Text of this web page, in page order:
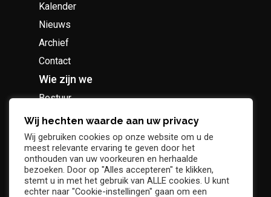
Kalender
Nieuws
Archief
Contact
Wie zijn we
Bestuur
Geschiedenis
Supportersclub
Socio Business Club
Wij hechten waarde aan uw privacy
Wij gebruiken cookies op onze website om u de
meest relevante ervaring te geven door het
onthouden van uw voorkeuren en herhaalde
bezoeken. Door op "Alles accepteren" te klikken,
stemt u in met het gebruik van ALLE cookies. U kunt
echter naar "Cookie-instellingen" gaan om een